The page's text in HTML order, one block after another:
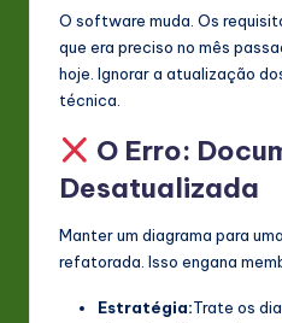
O software muda. Os
que era preciso no mês
hoje. Ignorar a atualização
técnica.
O Erro:
Desatualizada
Manter um diagrama para
refatorada. Isso engana
Estratégia:Trate os